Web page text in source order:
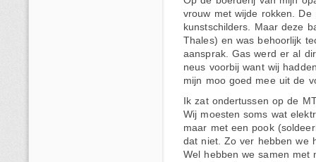
vrouw met wijde rokken.
kunstschilders. Maar deze
Thales) en was behoorlijk
aansprak. Gas werd er al
neus voorbij want wij
mijn moo goed mee uit de
Ik zat ondertussen op de
Wij moesten soms wat
maar met een pook
dat niet. Zo ver hebben we
Wel hebben we samen met